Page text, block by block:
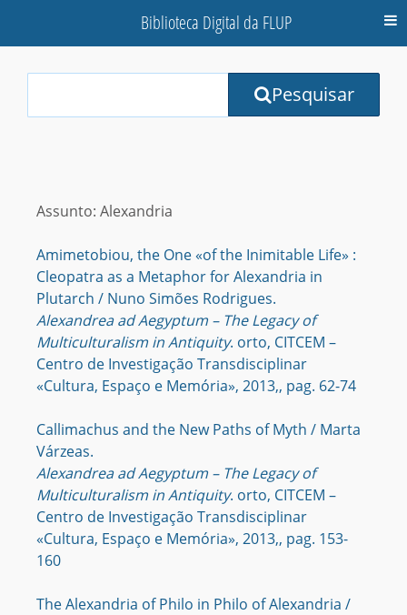
Biblioteca Digital da FLUP
Terms:
Pesquisar
Assunto: Alexandria
Amimetobiou, the One «of the Inimitable Life» :
Cleopatra as a Metaphor for Alexandria in
Plutarch / Nuno Simões Rodrigues.
Alexandrea ad Aegyptum – The Legacy of
Multiculturalism in Antiquity. orto, CITCEM –
Centro de Investigação Transdisciplinar
«Cultura, Espaço e Memória», 2013,, pag. 62-74
Callimachus and the New Paths of Myth / Marta
Várzeas.
Alexandrea ad Aegyptum – The Legacy of
Multiculturalism in Antiquity. orto, CITCEM –
Centro de Investigação Transdisciplinar
«Cultura, Espaço e Memória», 2013,, pag. 153-
160
The Alexandria of Philo in Philo of Alexandria /